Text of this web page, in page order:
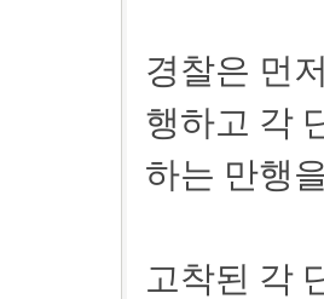
경찰은 먼
행하고 각
하는 만행
고착된 각